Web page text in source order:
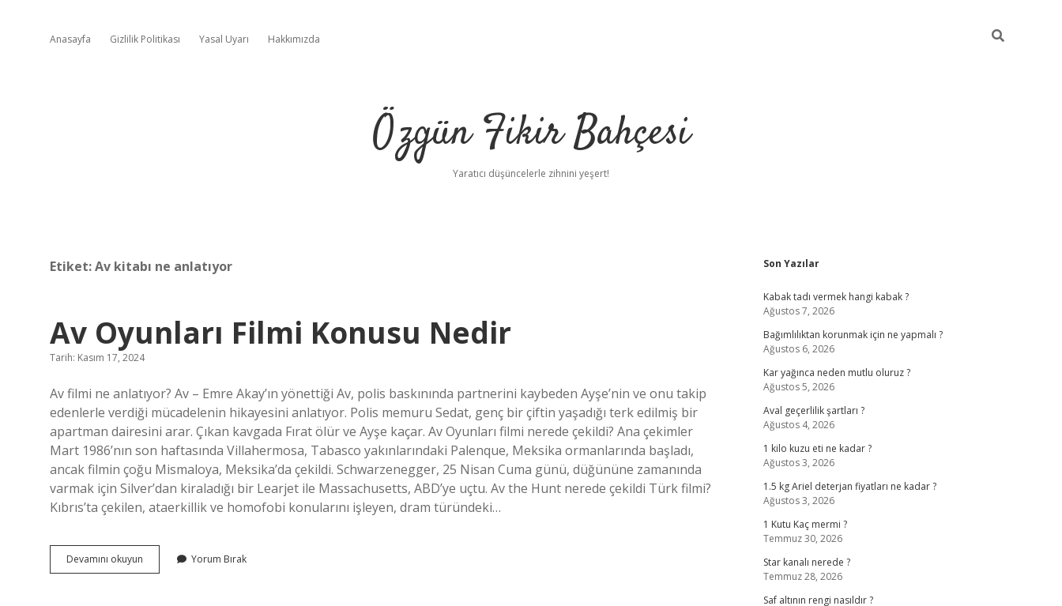
Anasayfa Gizlilik Politikası Yasal Uyarı Hakkımızda
Özgün Fikir Bahçesi
Yaratıcı düşüncelerle zihnini yeşert!
Etiket:Av kitabı ne anlatıyor
Av Oyunları Filmi Konusu Nedir
Tarih: Kasım 17, 2024
Av filmi ne anlatıyor? Av – Emre Akay’ın yönettiği Av, polis baskınında partnerini kaybeden Ayşe’nin ve onu takip
edenlerle verdiği mücadelenin hikayesini anlatıyor. Polis memuru Sedat, genç bir çiftin yaşadığı terk edilmiş bir
apartman dairesini arar. Çıkan kavgada Fırat ölür ve Ayşe kaçar. Av Oyunları filmi nerede çekildi? Ana çekimler
Mart 1986’nın son haftasında Villahermosa, Tabasco yakınlarındaki Palenque, Meksika ormanlarında başladı,
ancak filmin çoğu Mismaloya, Meksika’da çekildi. Schwarzenegger, 25 Nisan Cuma günü, düğününe zamanında
varmak için Silver’dan kiraladığı bir Learjet ile Massachusetts, ABD’ye uçtu. Av the Hunt nerede çekildi Türk filmi?
Kıbrıs’ta çekilen, ataerkillik ve homofobi konularını işleyen, dram türündeki…
Devamını okuyun
Oyunları
Yorum Bırak
Sidebar
Son Yazılar
Kabak tadı vermek hangi kabak ?
Ağustos 7, 2026
Bağımlılıktan korunmak için ne yapmalı ?
Ağustos 6, 2026
Kar yağınca neden mutlu oluruz ?
Ağustos 5, 2026
Aval geçerlilik şartları ?
Ağustos 4, 2026
1 kilo kuzu eti ne kadar ?
Ağustos 3, 2026
1.5 kg Ariel deterjan fiyatları ne kadar ?
Ağustos 3, 2026
1 Kutu Kaç mermi ?
Temmuz 30, 2026
Star kanalı nerede ?
Temmuz 28, 2026
Saf altının rengi nasıldır ?